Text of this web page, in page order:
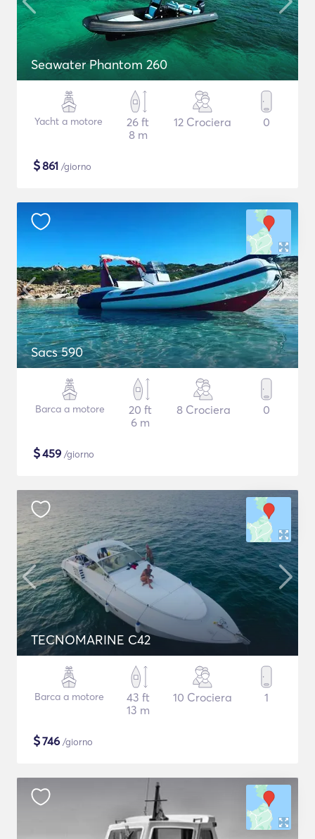
Seawater Phantom 260
Yacht a motore
26 ft
8 m
12 Crociera 0
$861 /giorno
Sacs 590
Barca a motore
20 ft
6 m
8 Crociera 0
$459 /giorno
TECNOMARINE C42
Barca a motore
43 ft
13 m
10 Crociera 1
$746 /giorno